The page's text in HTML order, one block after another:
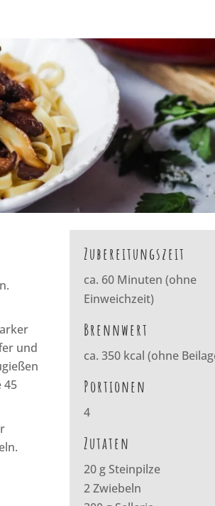
und
45
Zubereitungszeit
ca. 60 Minuten (ohne
Einweichzeit)
Brennwert
ca. 350 kcal (ohne
Portionen
4
Zutaten
20 g Steinpilze
2 Zwiebeln